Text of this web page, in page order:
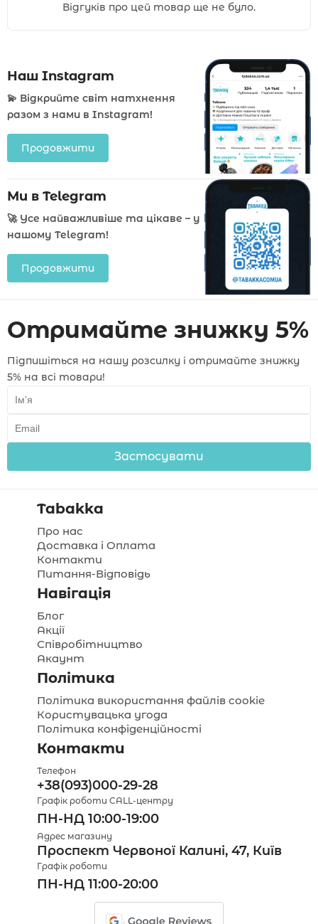
Відгуків про цей товар ще не було.
Наш Instagram
💫 Відкрийте світ натхнення
разом з нами в Instagram!
Продовжити
Ми в Telegram
🚀 Усе найважливіше та цікаве – у
нашому Telegram!
Продовжити
Отримайте знижку 5%
Підпишіться на нашу розсилку і отримайте знижку
5% на всі товари!
Застосувати
Tabakka
Про нас
Доставка і Оплата
Контакти
Питання-Відповідь
Навігація
Блог
Акції
Співробітництво
Акаунт
Політика
Політика використання файлів cookie
Користувацька угода
Політика конфіденційності
Контакти
Телефон
+38(093)000-29-28
Графік роботи CALL-центру
ПН-НД 10:00-19:00
Адрес магазину
Проспект Червоної Калині, 47, Київ
Графік роботи
ПН-НД 11:00-20:00